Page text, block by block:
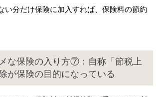
い分だけ保険に加入すれば、保険料の節約
な保険の入り方⑦：自称「節税上
が保険の目的になっている